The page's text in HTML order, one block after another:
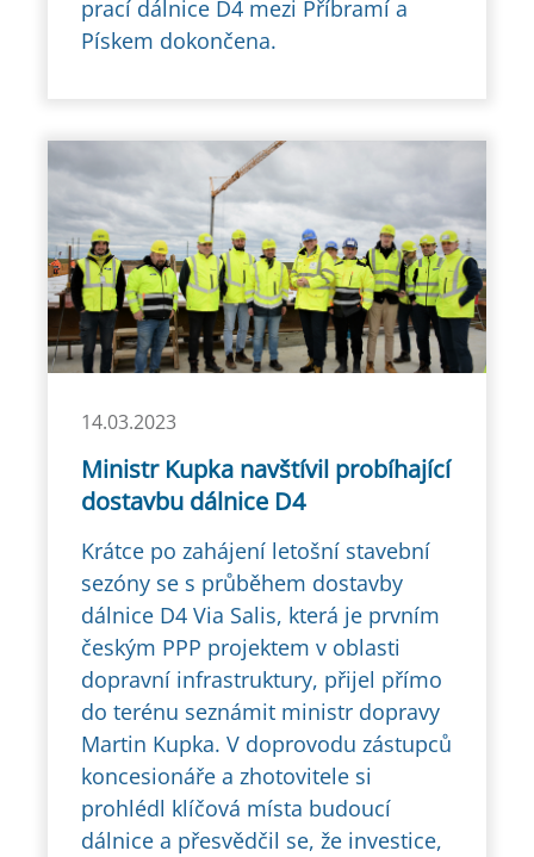
prací dálnice D4 mezi Příbramí a
Pískem dokončena.
14.03.2023
Ministr Kupka navštívil probíhající
dostavbu dálnice D4
Krátce po zahájení letošní stavební
sezóny se s průběhem dostavby
dálnice D4 Via Salis, která je prvním
českým PPP projektem v oblasti
dopravní infrastruktury, přijel přímo
do terénu seznámit ministr dopravy
Martin Kupka. V doprovodu zástupců
koncesionáře a zhotovitele si
prohlédl klíčová místa budoucí
dálnice a přesvědčil se, že investice,